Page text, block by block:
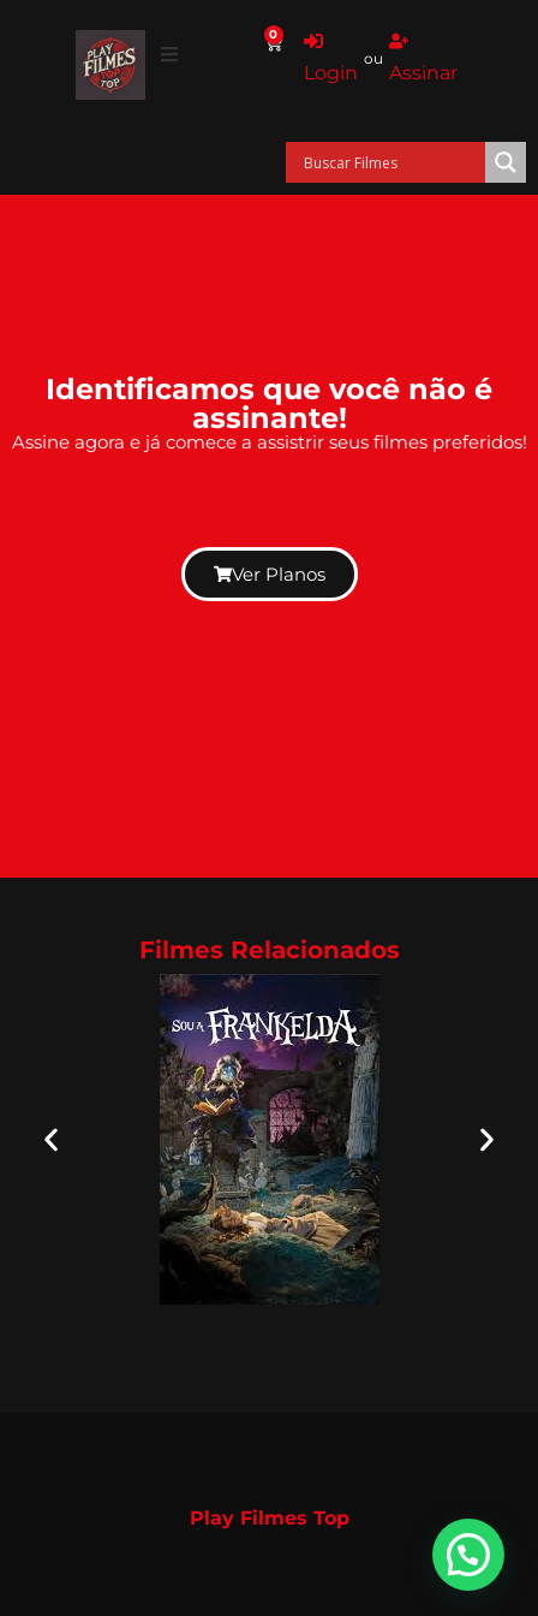
0
Login
ou
Assinar
Identificamos que você não é
assinante!
Assine agora e já comece a assistrir seus filmes preferidos!
Ver Planos
Filmes Relacionados
Play Filmes Top